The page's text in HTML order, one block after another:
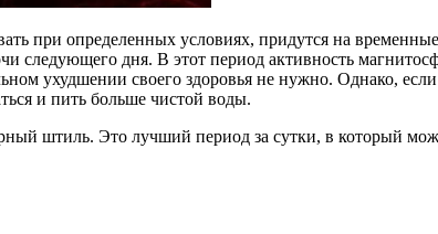
при определенных условиях, придутся на
следующего дня. В этот период активность
ухудшении своего здоровья не нужно. Однако,
и пить больше чистой воды.
штиль. Это лучший период за сутки, в который